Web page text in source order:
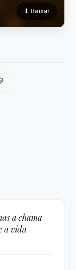
⬇ Baixar
a chama
a vida